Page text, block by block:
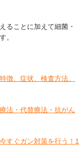
ることに加えて細菌・
。
徴、症状、検査方法、
法・代替療法・抗がん
すぐガン対策を行う！1